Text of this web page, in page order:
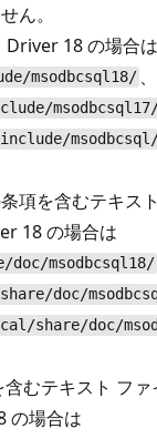
ん。
18 の場合は
msodbcsql18/
項を含むテキス
18 の場合は
msodbcsql18/
doc/
share/doc/
含むテキスト フ
の場合は